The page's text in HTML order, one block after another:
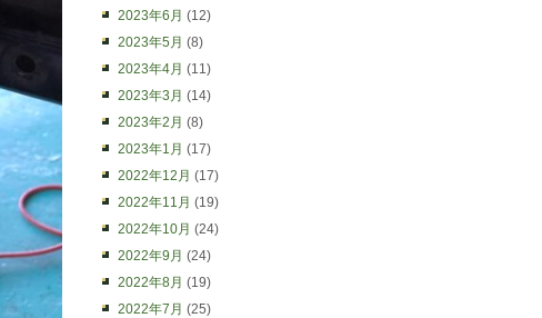
2023年6月 (12)
2023年5月 (8)
2023年4月 (11)
2023年3月 (14)
2023年2月 (8)
2023年1月 (17)
2022年12月 (17)
2022年11月 (19)
2022年10月 (24)
2022年9月 (24)
2022年8月 (19)
2022年7月 (25)